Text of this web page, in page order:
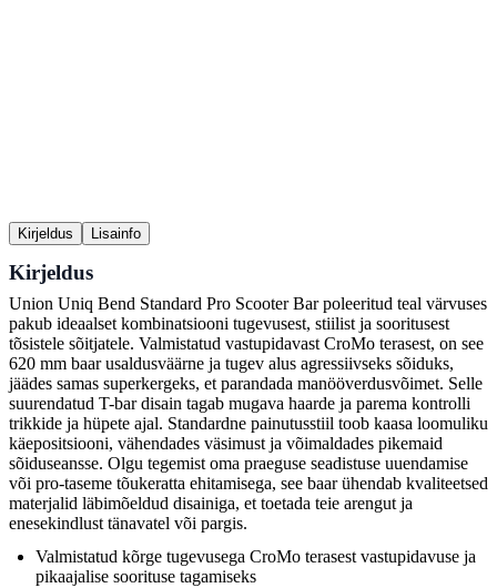
Kirjeldus Lisainfo
Kirjeldus
Union Uniq Bend Standard Pro Scooter Bar poleeritud teal värvuses
pakub ideaalset kombinatsiooni tugevusest, stiilist ja sooritusest
tõsistele sõitjatele. Valmistatud vastupidavast CroMo terasest, on see
620 mm baar usaldusväärne ja tugev alus agressiivseks sõiduks,
jäädes samas superkergeks, et parandada manööverdusvõimet. Selle
suurendatud T-bar disain tagab mugava haarde ja parema kontrolli
trikkide ja hüpete ajal. Standardne painutusstiil toob kaasa loomuliku
käepositsiooni, vähendades väsimust ja võimaldades pikemaid
sõiduseansse. Olgu tegemist oma praeguse seadistuse uuendamise
või pro-taseme tõukeratta ehitamisega, see baar ühendab kvaliteetsed
materjalid läbimõeldud disainiga, et toetada teie arengut ja
enesekindlust tänavatel või pargis.
Valmistatud kõrge tugevusega CroMo terasest vastupidavuse ja
pikaajalise soorituse tagamiseks